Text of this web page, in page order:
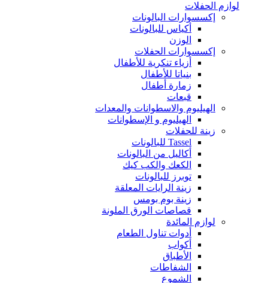
لوازم الحفلات
إكسسوارات البالونات
أكياس للبالونات
الوزن
إكسسوارات الحفلات
أزياء تنكرية للأطفال
بنياتا للأطفال
زمارة أطفال
قبعات
الهيليوم والاسطوانات والمعدات
الهيليوم و الإسطوانات
زينة للحفلات
Tassel للبالونات
أكاليل من البالونات
الكعك والكب كيك
توبرز للبالونات
زينة الرايات المعلقة
زينة بوم بومس
قصاصات الورق الملونة
لوازم المائدة
أدوات تناول الطعام
أكواب
الأطباق
الشفاطات
الشموع